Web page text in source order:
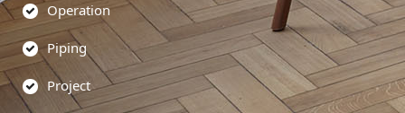
Operation
Piping
Project